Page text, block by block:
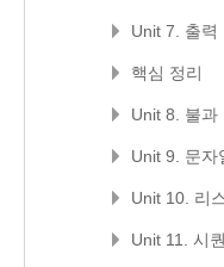
Unit 7. 출력
핵심 정리
Unit 8. 불과
Unit 9. 문자
Unit 10. 리
Unit 11. 시